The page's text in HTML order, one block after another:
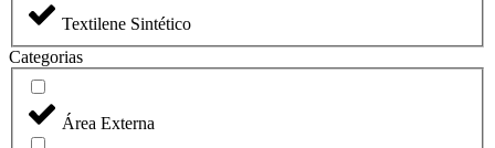
Textilene Sintético
Categorias
Área Externa